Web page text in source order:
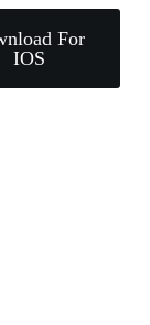
For
IOS